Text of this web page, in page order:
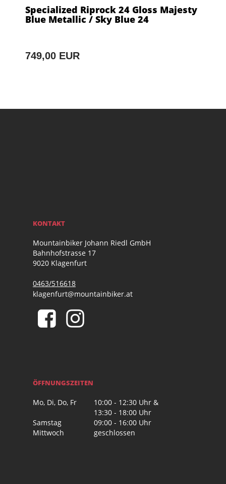
Specialized Riprock 24 Gloss Majesty
Blue Metallic / Sky Blue 24
749,00 EUR
KONTAKT
Mountainbiker Johann Riedl GmbH
Bahnhofstrasse 17
9020 Klagenfurt
0463/516618
klagenfurt@mountainbiker.at
ÖFFNUNGSZEITEN
Mo, Di, Do, Fr
10:00 - 12:30 Uhr &
13:30 - 18:00 Uhr
Samstag
09:00 - 16:00 Uhr
Mittwoch
geschlossen